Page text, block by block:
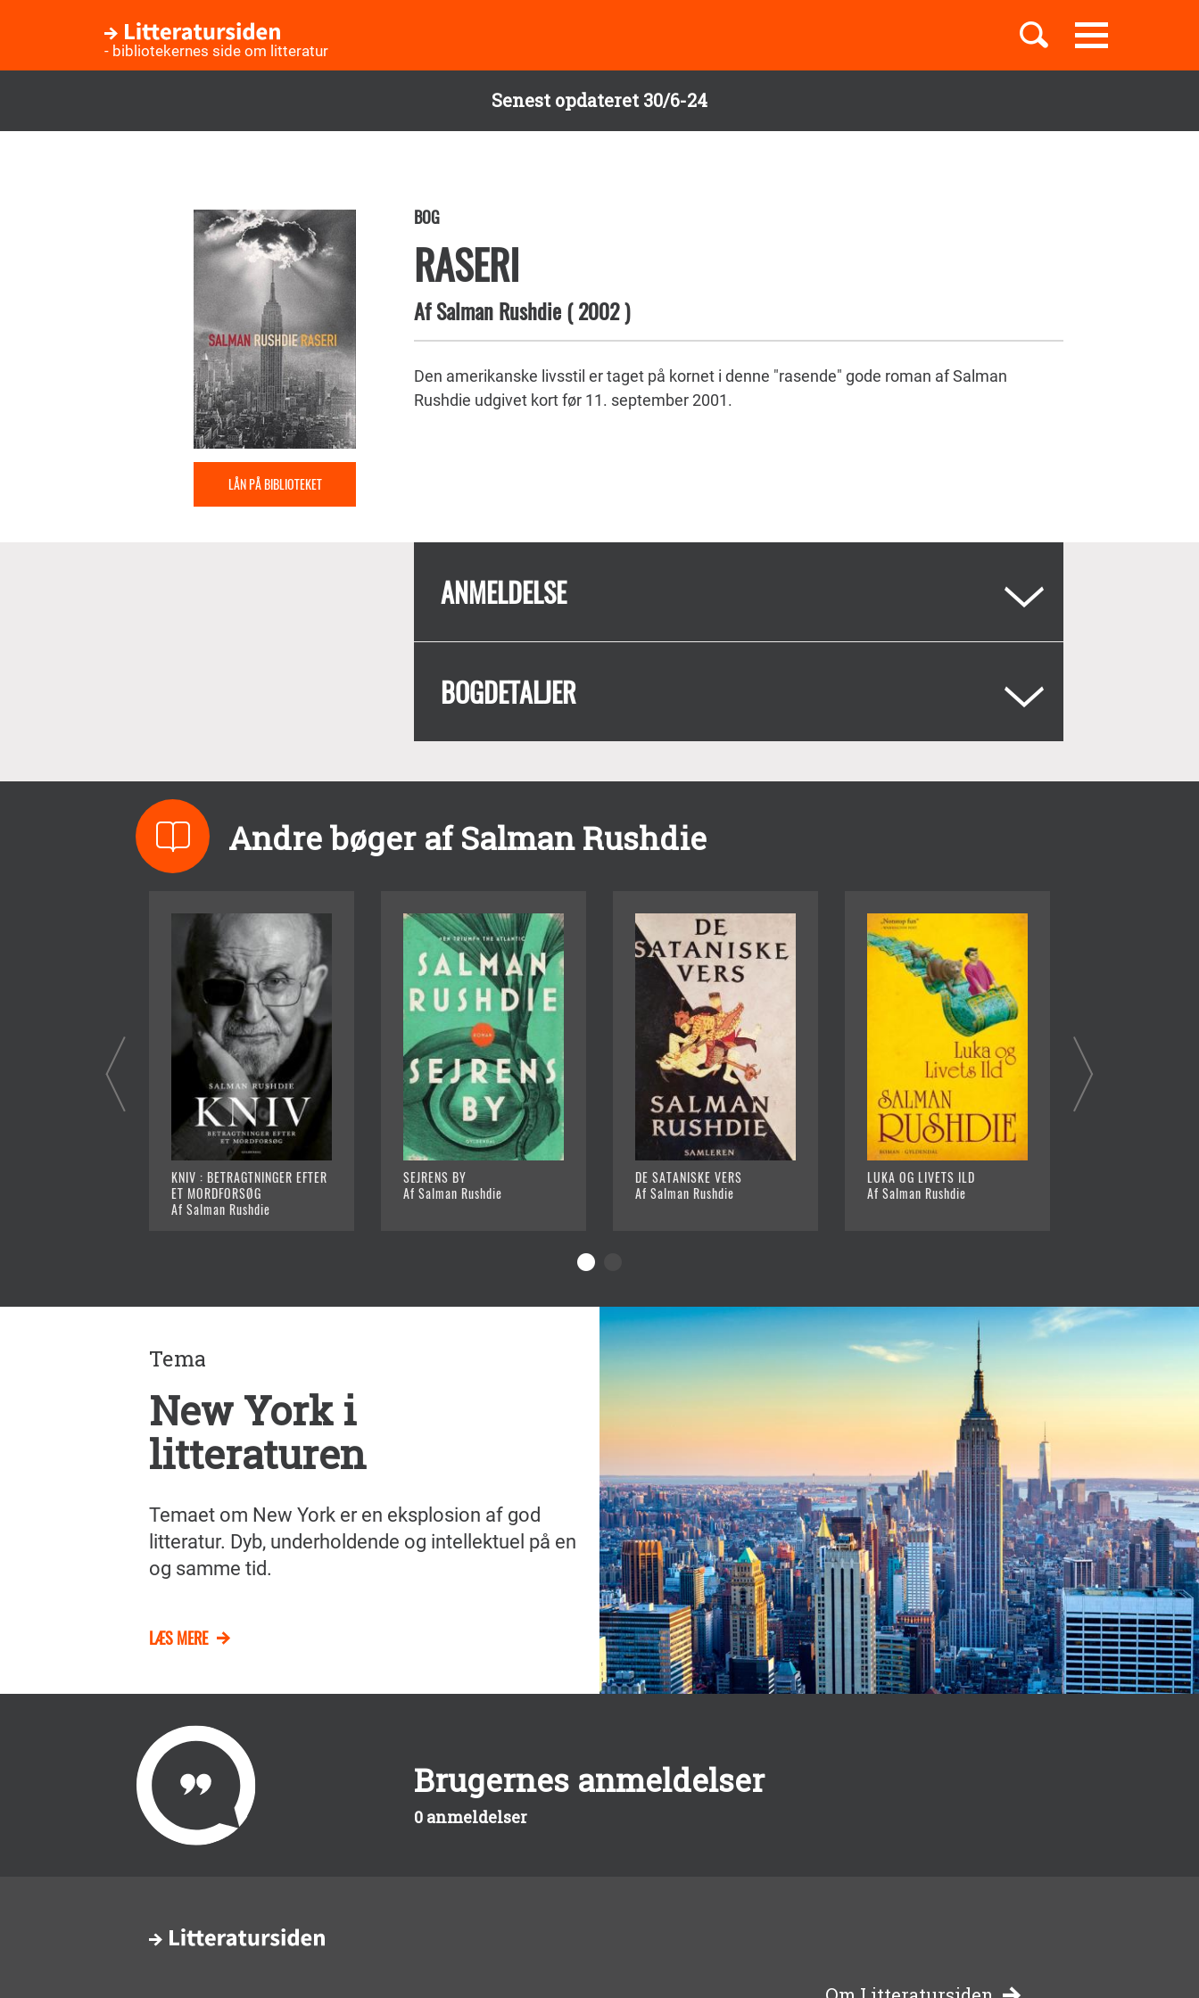
Senest opdateret 30/6-24
Toggle
navigation
- bibliotekernes side om litteratur
Børnebøger
Temaer
LÅN PÅ BIBLIOTEKET
BOG
RASERI
AfSalman Rushdie(2002)
Den amerikanske livsstil er taget på kornet i denne "rasende" gode roman af Salman
Rushdie udgivet kort før 11. september 2001.
ANMELDELSE
BOGDETALJER
Andre bøger af Salman Rushdie
KNIV : BETRAGTNINGER EFTER
ET MORDFORSØG
Af Salman Rushdie
SEJRENS BY
Af Salman Rushdie
DE SATANISKE VERS
Af Salman Rushdie
LUKA OG LIVETS ILD
Af Salman Rushdie
Tema
New York i
litteraturen
Temaet om New York er en eksplosion af god
litteratur. Dyb, underholdende og intellektuel på en
og samme tid.
LÆS MERE
Brugernes anmeldelser
0 anmeldelser